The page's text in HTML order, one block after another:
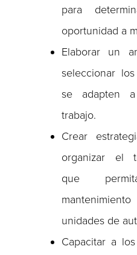
para
oportunidad a
Elaborar un
seleccionar
se adapten
trabajo.
Crear
organizar el
que
unidades de
Capacitar a